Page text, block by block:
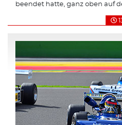
beendet hatte, ganz oben auf